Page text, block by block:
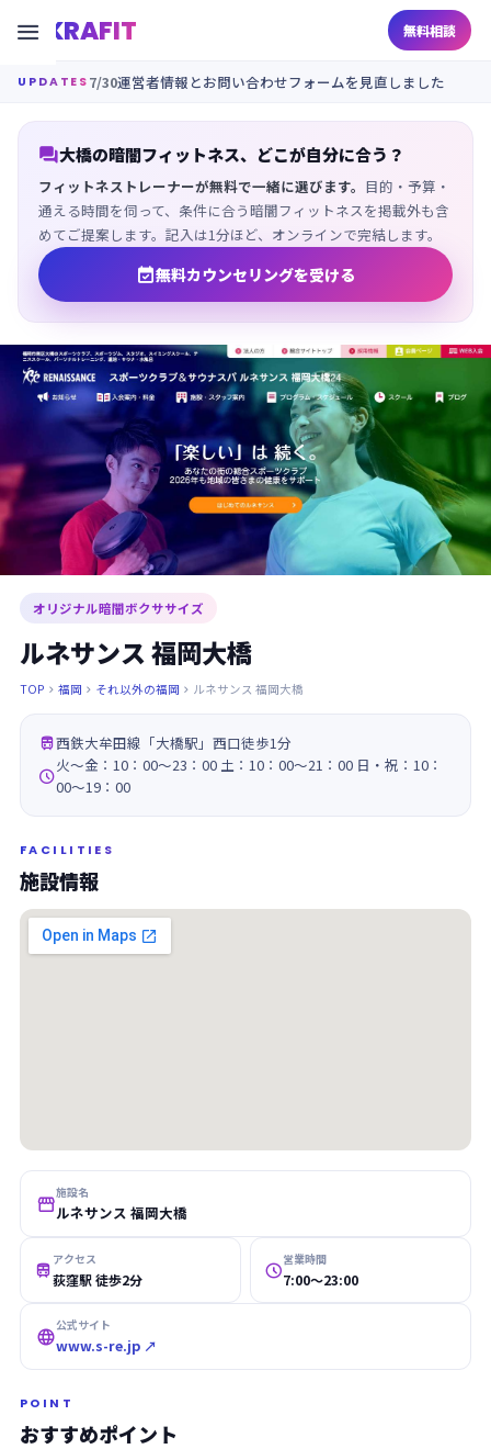
KRAFIT 無料相談

UPDATES 7/30運営者情報とお問い合わせフォームを見直しました
大橋の暗闇フィットネス、どこが自分に合う？
フィットネストレーナーが無料で一緒に選びます。 目的・予算・
通える時間を伺って、条件に合う暗闇フィットネスを掲載外も含
めてご提案します。記入は1分ほど、オンラインで完結します。
無料カウンセリングを受ける
オリジナル暗闇ボクササイズ
ルネサンス 福岡大橋
TOP  福岡  それ以外の福岡  ルネサンス 福岡大橋
西鉄大牟田線「大橋駅」西口徒歩1分

火～金：10：00～23：00 土：10：00～21：00 日・祝：10：
00～19：00
FACILITIES
施設情報
施設名
ルネサンス 福岡大橋
 アクセス
荻窪駅 徒歩2分 営業時間
7:00〜23:00
公式サイト
www.s-re.jp ↗
POINT
おすすめポイント